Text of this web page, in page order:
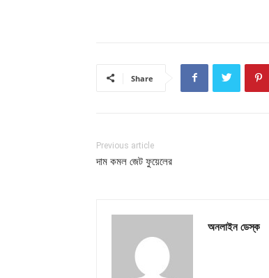
Share
Previous article
দাম কমল জেট ফুয়েলের
অনলাইন ডেস্ক